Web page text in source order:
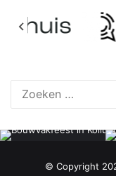
© Copyright